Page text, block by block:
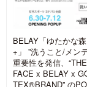
BELAY「ゆたかな
+」 ”洗うこと/メン
重要性を発信、
FACE x BELAY x
TEX®BRAND” の